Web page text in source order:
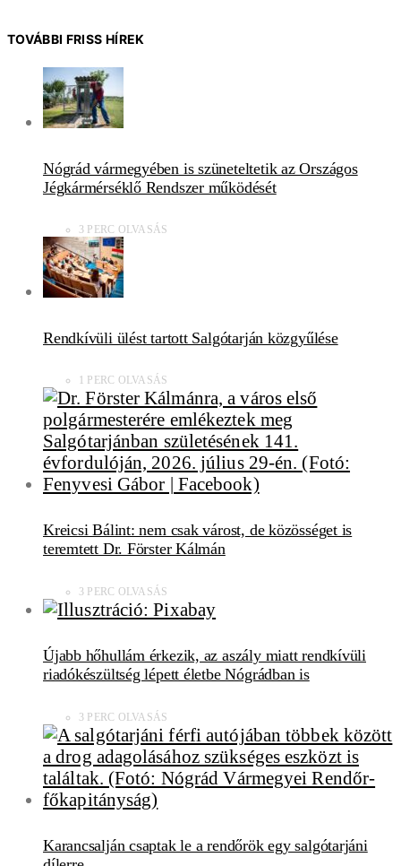
TOVÁBBI FRISS HÍREK
Nógrád vármegyében is szüneteltetik az Országos
Jégkármérséklő Rendszer működését
3 PERC OLVASÁS
Rendkívüli ülést tartott Salgótarján közgyűlése
1 PERC OLVASÁS
Kreicsi Bálint: nem csak várost, de közösséget is
teremtett Dr. Förster Kálmán
3 PERC OLVASÁS
Újabb hőhullám érkezik, az aszály miatt rendkívüli
riadókészültség lépett életbe Nógrádban is
3 PERC OLVASÁS
Karancsalján csaptak le a rendőrök egy salgótarjáni